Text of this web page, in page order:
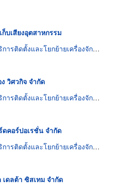
ก็บเสียงอุตสาหกรรม
ารติดตั้งและโยกย้ายเครื่องจักรกล
วิศวกิจ จำกัด
ารติดตั้งและโยกย้ายเครื่องจักรกล
คอร์ปอเรชั่น จำกัด
ารติดตั้งและโยกย้ายเครื่องจักรกล
ดลต้า ซิสเทม จำกัด